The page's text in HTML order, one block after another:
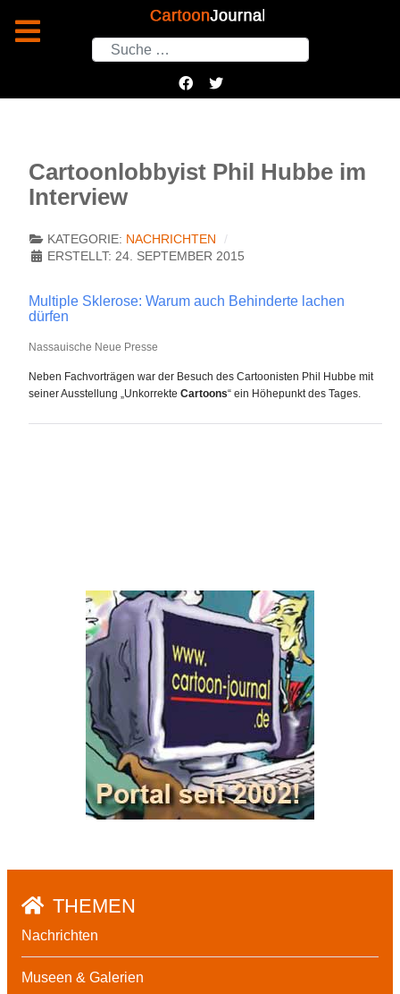
Suchen
Cartoonlobbyist Phil Hubbe im
Interview
KATEGORIE: NACHRICHTEN
ERSTELLT: 24. SEPTEMBER 2015
Multiple Sklerose: Warum auch Behinderte lachen
dürfen
Nassauische Neue Presse
Neben Fachvorträgen war der Besuch des Cartoonisten Phil Hubbe mit
seiner Ausstellung „Unkorrekte Cartoons“ ein Höhepunkt des Tages.
THEMEN
Nachrichten
Museen & Galerien